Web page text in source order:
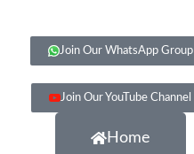
Join Our WhatsApp Group
Join Our YouTube Channel
Home